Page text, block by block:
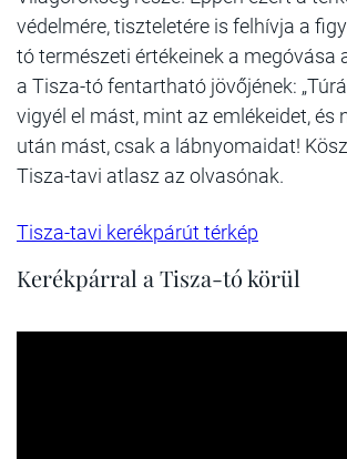
védelmére, tiszteletére is felhívja a
tó természeti értékeinek a megóvása
a Tisza-tó fentartható jövőjének:
vigyél el mást, mint az emlékeidet, és
után mást, csak a lábnyomaidat!
Tisza-tavi atlasz az olvasónak.
Tisza-tavi kerékpárút térkép
Kerékpárral a Tisza-tó körül